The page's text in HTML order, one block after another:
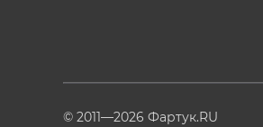
© 2011—2026 Фартук.RU